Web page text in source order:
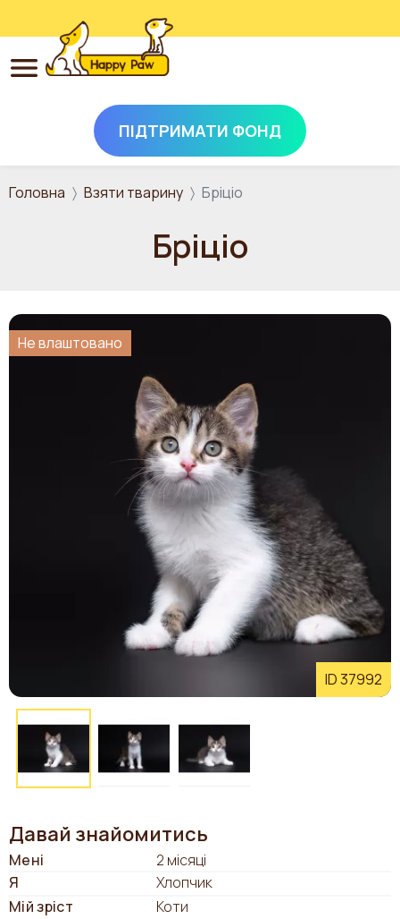
Перейти до основного вмісту
ПІДТРИМАТИ ФОНД
Головна Взяти тварину Бріціо
Бріціо
ID 37992
Не влаштовано
Давай знайомитись
Мені
2 місяці
Я
Хлопчик
Мій зріст
Коти